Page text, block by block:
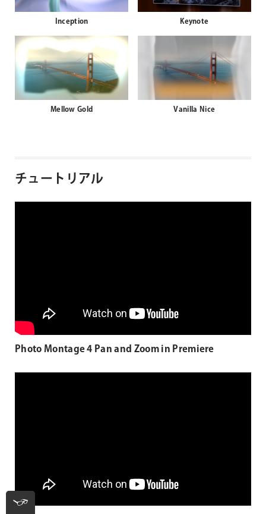
Inception Keynote
Mellow Gold Vanilla Nice
チュートリアル
Photo Montage 4 Pan and Zoom in Premiere